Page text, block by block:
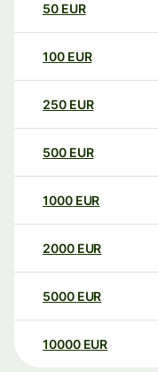
50 EUR
100 EUR
250 EUR
500 EUR
1000 EUR
2000 EUR
5000 EUR
10000 EUR